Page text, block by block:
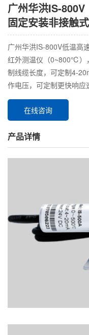
广州华洪IS-
固定安装非接触
广州华洪IS-800V低温高
红外测温仪（0~800℃）
制线缆长度，可定制4-
作电压，可定制更快响应
在线咨询
产品详情